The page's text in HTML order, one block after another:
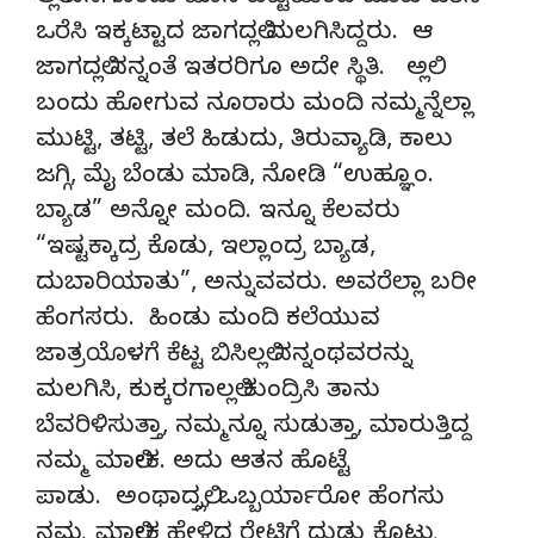
ಒರೆಸಿ ಇಕ್ಕಟ್ಟಾದ ಜಾಗದಲ್ಲಿ ಮಲಗಿಸಿದ್ದರು. ಆ
ಜಾಗದಲ್ಲಿ ನನ್ನಂತೆ ಇತರರಿಗೂ ಅದೇ ಸ್ಥಿತಿ. ಅಲ್ಲಿ
ಬಂದು ಹೋಗುವ ನೂರಾರು ಮಂದಿ ನಮ್ಮನ್ನೆಲ್ಲಾ
ಮುಟ್ಟಿ, ತಟ್ಟಿ, ತಲೆ ಹಿಡುದು, ತಿರುವ್ಯಾಡಿ, ಕಾಲು
ಜಗ್ಗಿ, ಮೈ ಬೆಂಡು ಮಾಡಿ, ನೋಡಿ “ಉಹ್ಞೂಂ.
ಬ್ಯಾಡ” ಅನ್ನೋ ಮಂದಿ. ಇನ್ನೂ ಕೆಲವರು
“ಇಷ್ಟಕ್ಕಾದ್ರ ಕೊಡು, ಇಲ್ಲಾಂದ್ರ ಬ್ಯಾಡ,
ದುಬಾರಿಯಾತು”, ಅನ್ನುವವರು. ಅವರೆಲ್ಲಾ ಬರೀ
ಹೆಂಗಸರು. ಹಿಂಡು ಮಂದಿ ಕಲೆಯುವ
ಜಾತ್ರಯೊಳಗೆ ಕೆಟ್ಟ ಬಿಸಿಲಲ್ಲಿ ನನ್ನಂಥವರನ್ನು
ಮಲಗಿಸಿ, ಕುಕ್ಕರಗಾಲಲ್ಲಿ ಕುಂದ್ರಿಸಿ ತಾನು
ಬೆವರಿಳಿಸುತ್ತಾ, ನಮ್ಮನ್ನೂ ಸುಡುತ್ತಾ, ಮಾರುತ್ತಿದ್ದ
ನಮ್ಮ ಮಾಲೀಕ. ಅದು ಆತನ ಹೊಟ್ಟೆ
ಪಾಡು. ಅಂಥಾದ್ರಲ್ಲಿ, ಒಬ್ಬರ್ಯಾರೋ ಹೆಂಗಸು